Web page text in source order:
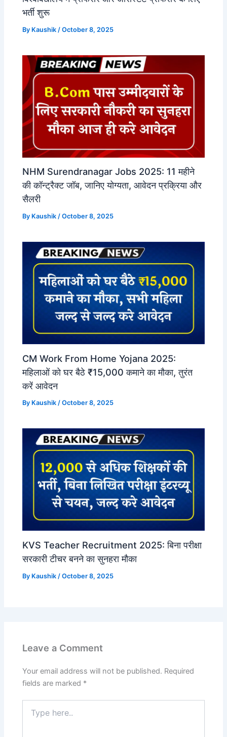
भर्ती शुरू
By Kaushik/October 8, 2025
NHM Surendranagar Jobs 2025: 11 महीने
की कॉन्ट्रैक्ट जॉब, जानिए योग्यता, आवेदन प्रक्रिया और
सैलरी
By Kaushik/October 8, 2025
CM Work From Home Yojana 2025:
महिलाओं को घर बैठे ₹15,000 कमाने का मौका, तुरंत
करें आवेदन
By Kaushik/October 8, 2025
KVS Teacher Recruitment 2025: बिना परीक्षा
सरकारी टीचर बनने का सुनहरा मौका
By Kaushik /October 8, 2025
Leave a Comment
Your email address will not be published. Required
fields are marked *
here..